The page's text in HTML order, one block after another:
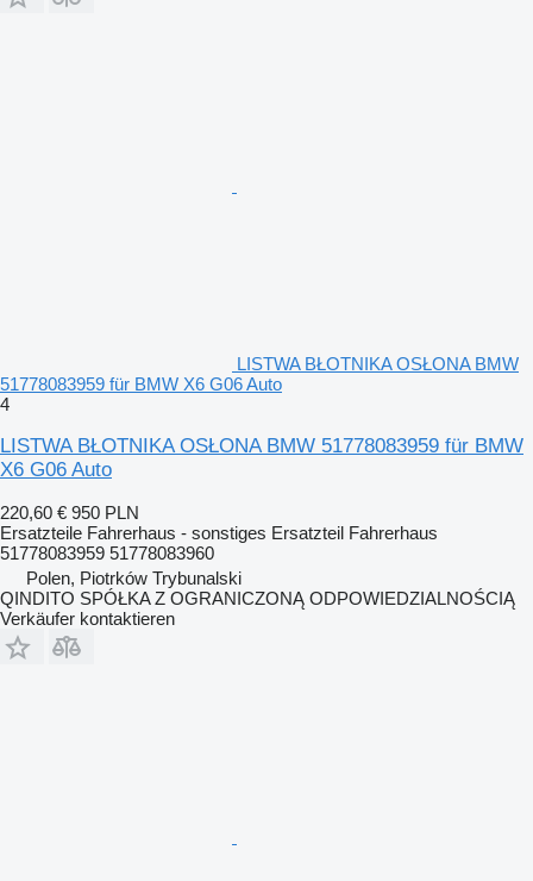
LISTWA BŁOTNIKA OSŁONA BMW
51778083959 für BMW X6 G06 Auto
4
LISTWA BŁOTNIKA OSŁONA BMW 51778083959 für BMW
X6 G06 Auto
220,60 € 950 PLN
Ersatzteile Fahrerhaus - sonstiges Ersatzteil Fahrerhaus
51778083959 51778083960
Polen, Piotrków Trybunalski
QINDITO SPÓŁKA Z OGRANICZONĄ ODPOWIEDZIALNOŚCIĄ
Verkäufer kontaktieren